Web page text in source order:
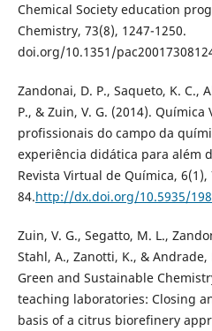
Chemical Society education
Chemistry, 73(8), 1247-1250.
doi.org/10.1351/
Zandonai, D. P., Saqueto, K. C.,
P., & Zuin, V. G. (2014).
profissionais do campo da
experiência didática para além
Revista Virtual de Química, 6(1),
84.http://dx.doi.org/10.5935/
Zuin, V. G., Segatto, M. L.,
Stahl, A., Zanotti, K., &
Green and Sustainable
teaching laboratories: Closing
basis of a citrus biorefinery